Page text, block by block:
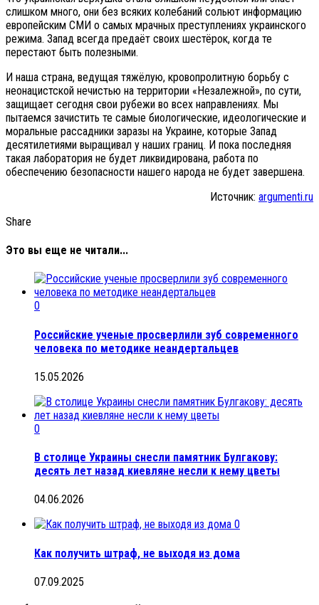
слишком много, они без всяких колебаний сольют информацию
европейским СМИ о самых мрачных преступлениях украинского
режима. Запад всегда предаёт своих шестёрок, когда те
перестают быть полезными.
И наша страна, ведущая тяжёлую, кровопролитную борьбу с
неонацистской нечистью на территории «Незалежной», по сути,
защищает сегодня свои рубежи во всех направлениях. Мы
пытаемся зачистить те самые биологические, идеологические и
моральные рассадники заразы на Украине, которые Запад
десятилетиями выращивал у наших границ. И пока последняя
такая лаборатория не будет ликвидирована, работа по
обеспечению безопасности нашего народа не будет завершена.
Источник: argumenti.ru
Share
Это вы еще не читали...
0
Российские ученые просверлили зуб современного
человека по методике неандертальцев
15.05.2026
0
В столице Украины снесли памятник Булгакову:
десять лет назад киевляне несли к нему цветы
04.06.2026
0
Как получить штраф, не выходя из дома
07.09.2025